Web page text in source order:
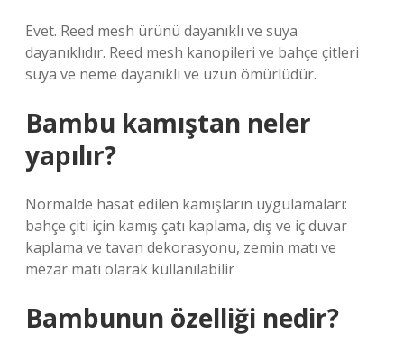
Evet. Reed mesh ürünü dayanıklı ve suya
dayanıklıdır. Reed mesh kanopileri ve bahçe çitleri
suya ve neme dayanıklı ve uzun ömürlüdür.
Bambu kamıştan neler
yapılır?
Normalde hasat edilen kamışların uygulamaları:
bahçe çiti için kamış çatı kaplama, dış ve iç duvar
kaplama ve tavan dekorasyonu, zemin matı ve
mezar matı olarak kullanılabilir
Bambunun özelliği nedir?